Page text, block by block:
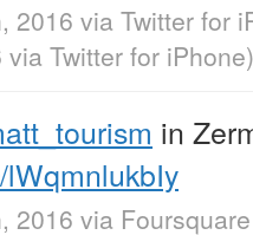
2016 via Twitter for
via Twitter for iPhone)
in
2016 via Foursquare